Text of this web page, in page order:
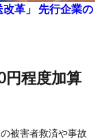
革」 先行企業の
被害者救済や事故